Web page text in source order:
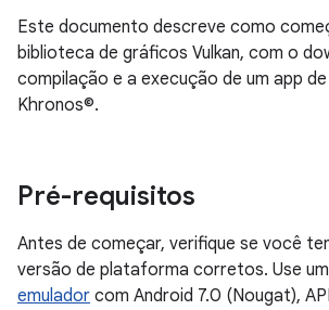
Este documento descreve como
biblioteca de gráficos Vulkan, com o
compilação e a execução de um app
Khronos©.
Pré-requisitos
Antes de começar, verifique se você
versão de plataforma corretos. Use
emulador com Android 7.0 (Nougat),